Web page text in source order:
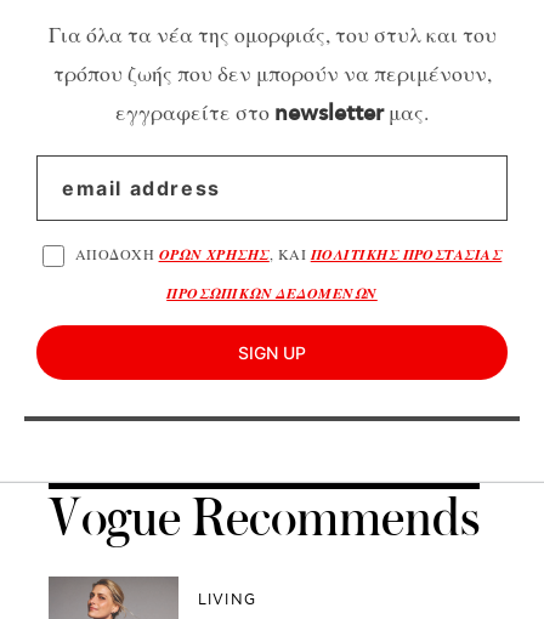
Για όλα τα νέα της ομορφιάς, του στυλ και του
τρόπου ζωής που δεν μπορούν να περιμένουν,
εγγραφείτε στο newsletterμας.
ΑΠΟΔΟΧΗ ΟΡΩΝ ΧΡΗΣΗΣ, ΚΑΙΠΟΛΙΤΙΚΗΣ ΠΡΟΣΤΑΣΙΑΣ
ΠΡΟΣΩΠΙΚΩΝ ΔΕΔΟΜΕΝΩΝ
SIGN UP
Vogue Recommends
LIVING